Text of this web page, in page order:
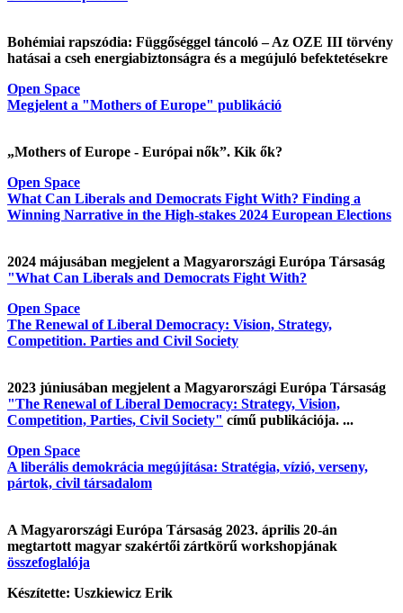
Bohémiai rapszódia: Függőséggel táncoló – Az OZE III törvény
hatásai a cseh energiabiztonságra és a megújuló befektetésekre
Open Space
Megjelent a "Mothers of Europe" publikáció
„Mothers of Europe - Európai nők”. Kik ők?
Open Space
What Can Liberals and Democrats Fight With? Finding a
Winning Narrative in the High-stakes 2024 European Elections
2024 májusában megjelent a Magyarországi Európa Társaság
"What Can Liberals and Democrats Fight With?
Open Space
The Renewal of Liberal Democracy: Vision, Strategy,
Competition. Parties and Civil Society
2023 júniusában megjelent a Magyarországi Európa Társaság
"The Renewal of Liberal Democracy: Strategy, Vision,
Competition, Parties, Civil Society" című publikációja. ...
Open Space
A liberális demokrácia megújítása: Stratégia, vízió, verseny,
pártok, civil társadalom
A Magyarországi Európa Társaság 2023. április 20-án
megtartott magyar szakértői zártkörű workshopjának
összefoglalója
Készítette: Uszkiewicz Erik